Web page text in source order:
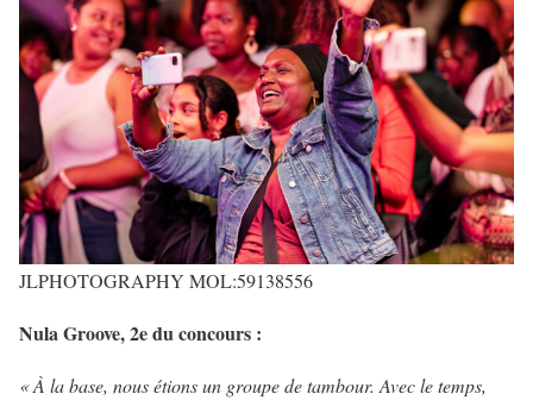
JLPHOTOGRAPHY MOL:59138556
Nula Groove, 2e du concours :
« À la base, nous étions un groupe de tambour. Avec le temps,